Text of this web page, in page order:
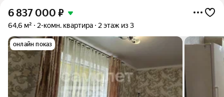
6 837 000 ₽
64,6 м² 2-комн. квартира 2 этаж из 3
онлайн показ